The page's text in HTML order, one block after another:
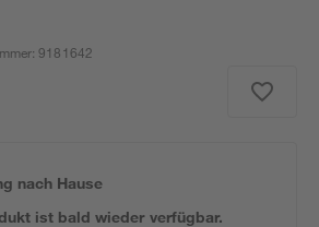
:9181642
nach Hause
ist bald wieder verfügbar.